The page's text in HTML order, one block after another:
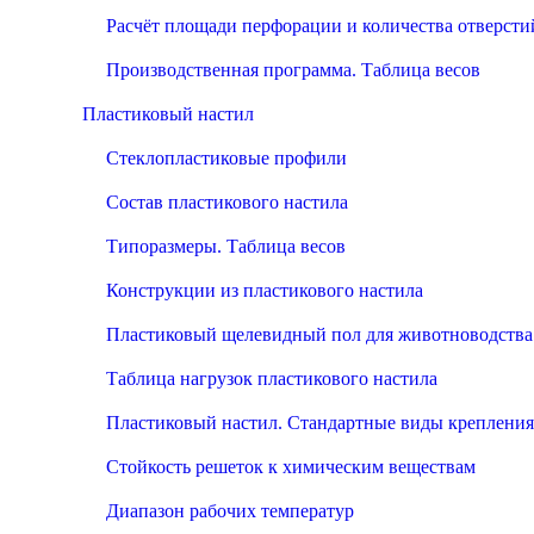
Расчёт площади перфорации и количества
Производственная программа. Таблица весов
Пластиковый настил
Стеклопластиковые профили
Состав пластикового настила
Типоразмеры. Таблица весов
Конструкции из пластикового настила
Пластиковый щелевидный пол для животноводства
Таблица нагрузок пластикового настила
Пластиковый настил. Стандартные виды крепления
Стойкость решеток к химическим веществам
Диапазон рабочих температур